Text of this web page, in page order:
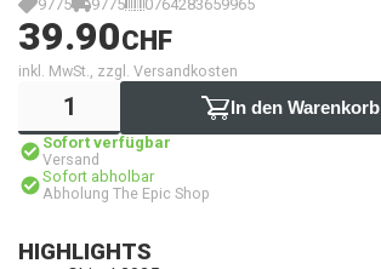
9775 9775 0764283659965
39.90CHF
inkl. MwSt., zzgl. Versandkosten
In den Warenkorb
Sofort verfügbar
Versand
Sofort abholbar
Abholung The Epic Shop
HIGHLIGHTS